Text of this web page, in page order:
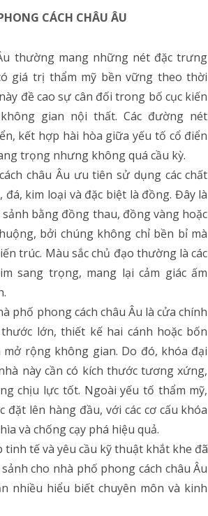
CÁCH CHÂU ÂU
thường mang những nét đặc trưng
giá trị thẩm mỹ bền vững theo thời
đề cao sự cân đối trong bố cục kiến
gian nội thất. Các đường nét
kết hợp hài hòa giữa yếu tố cổ điển
trọng nhưng không quá cầu kỳ.
châu Âu ưu tiên sử dụng các chất
kim loại và đặc biệt là đồng. Đây là
sảnh bằng đồng thau, đồng vàng hoặc
bởi chúng không chỉ bền bỉ mà
trúc. Màu sắc chủ đạo thường là các
sang trọng, mang lại cảm giác ấm
phố phong cách châu Âu là cửa chính
lớn, thiết kế hai cánh hoặc bốn
mở rộng không gian. Do đó, khóa đại
này cần có kích thước tương xứng,
chịu lực tốt. Ngoài yếu tố thẩm mỹ,
lên hàng đầu, với các cơ cấu khóa
và chống cạy phá hiệu quả.
tế và yêu cầu kỹ thuật khắt khe đã
cho nhà phố phong cách châu Âu
nhiều hiểu biết chuyên môn và kinh